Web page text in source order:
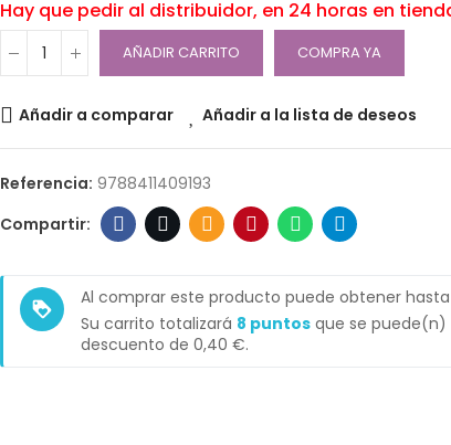
Hay que pedir al distribuidor, en 24 horas en
AÑADIR CARRITO COMPRA YA
Añadir a comparar Añadir a la lista de deseos
Referencia: 9788411409193
loyalty
Al comprar este producto puede obtener hasta
Su carrito totalizará 8 puntos que se
descuento de 0,40 €.